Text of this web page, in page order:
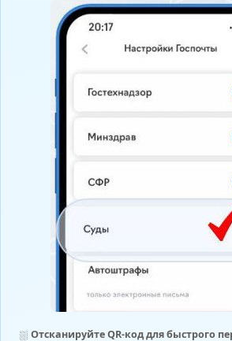
⛆ Отсканируйте QR-код для быстрого